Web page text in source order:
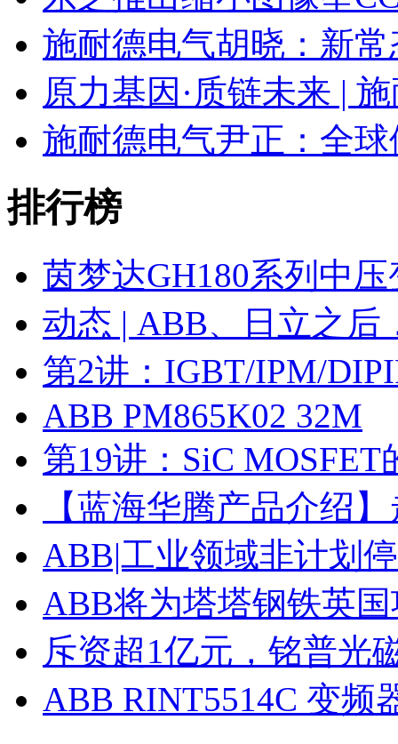
施耐德电气胡晓：新
原力基因·质链未来 |
施耐德电气尹正：全
排行榜
茵梦达GH180系列中
动态 | ABB、日立之后
第2讲：IGBT/IPM/
ABB PM865K02 32M
第19讲：SiC
【蓝海华腾产品介绍
ABB|工业领域非计划
ABB将为塔塔钢铁英
斥资超1亿元，铭普光
ABB RINT5514C 变频